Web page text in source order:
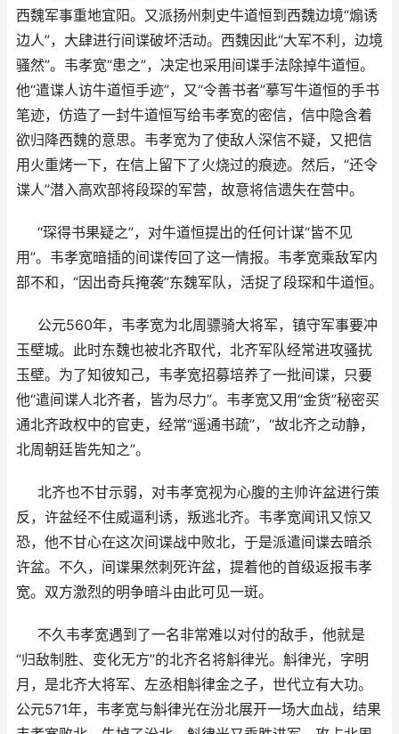
西魏军事重地宜阳。又派扬州刺史牛道恒到西魏边境“煽诱
边人”，大肆进行间谍破坏活动。西魏因此“大军不利，边境
骚然”。韦孝宽“患之”，决定也采用间谍手法除掉牛道恒。
他“遣谍人访牛道恒手迹”，又“令善书者”摹写牛道恒的手书
笔迹，仿造了一封牛道恒写给韦孝宽的密信，信中隐含着
欲归降西魏的意思。韦孝宽为了使敌人深信不疑，又把信
用火重烤一下，在信上留下了火烧过的痕迹。然后，“还令
谍人”潜入高欢部将段琛的军营，故意将信遗失在营中。
“琛得书果疑之”，对牛道恒提出的任何计谋“皆不见
用”。韦孝宽暗插的间谍传回了这一情报。韦孝宽乘敌军内
部不和，“因出奇兵掩袭”东魏军队，活捉了段琛和牛道恒。
公元560年，韦孝宽为北周骠骑大将军，镇守军事要冲
玉壁城。此时东魏也被北齐取代，北齐军队经常进攻骚扰
玉壁。为了知彼知己，韦孝宽招募培养了一批间谍，只要
他“遣间谍人北齐者，皆为尽力”。韦孝宽又用“金货”秘密买
通北齐政权中的官吏，经常“遥通书疏”，“故北齐之动静，
北周朝廷皆先知之”。
北齐也不甘示弱，对韦孝宽视为心腹的主帅许盆进行策
反，许盆经不住威逼利诱，叛逃北齐。韦孝宽闻讯又惊又
恐，他不甘心在这次间谍战中败北，于是派遣间谍去暗杀
许盆。不久，间谍果然刺死许盆，提着他的首级返报韦孝
宽。双方激烈的明争暗斗由此可见一斑。
不久韦孝宽遇到了一名非常难以对付的敌手，他就是
“归敌制胜、变化无方”的北齐名将斛律光。斛律光，字明
月，是北齐大将军、左丞相斛律金之子，世代立有大功。
公元571年，韦孝宽与斛律光在汾北展开一场大血战，结果